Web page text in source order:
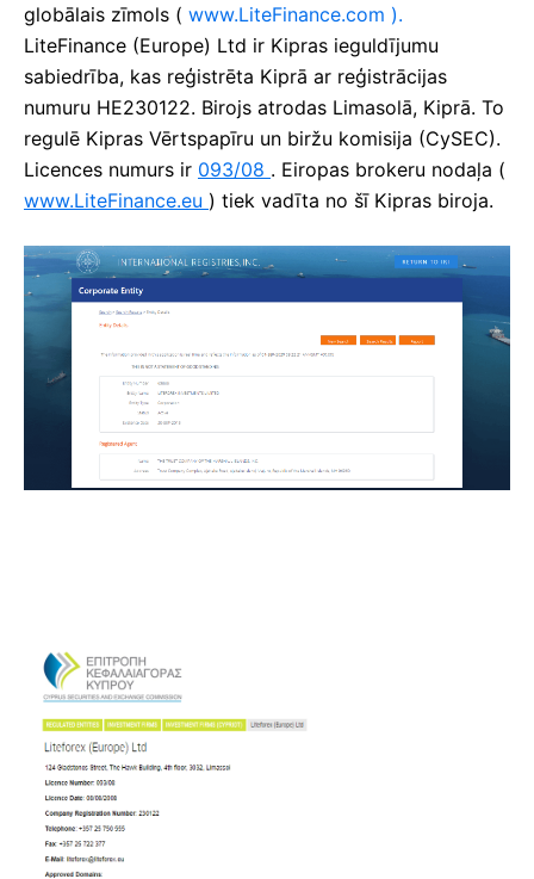
globālais zīmols ( www.LiteFinance.com ).
LiteFinance (Europe) Ltd ir Kipras ieguldījumu
sabiedrība, kas reģistrēta Kiprā ar reģistrācijas
numuru HE230122. Birojs atrodas Limasolā, Kiprā. To
regulē Kipras Vērtspapīru un biržu komisija (CySEC).
Licences numurs ir 093/08 . Eiropas brokeru nodaļa (
www.LiteFinance.eu ) tiek vadīta no šī Kipras biroja.